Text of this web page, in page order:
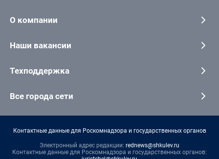
О компании
Наши вакансии
Техподдержка
Все города сети
Контактные данные для Роскомнадзора и государственных органов
Электронный адрес редакции: rednews@shkulev.ru
Контактные данные для Роскомнадзора и государственных органов: